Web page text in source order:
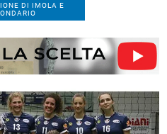
DI IMOLA E